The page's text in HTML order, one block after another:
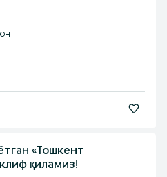
«Тошкент
қиламиз!